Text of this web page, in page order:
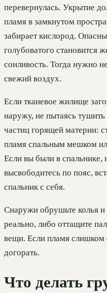
перевернулась. Укрытие
пламя в замкнутом
забирает кислород.
голубоватого становится
сонливость. Тогда нужно
свежий воздух.
Если тканевое жилище
наружу, не пытаясь
частиц горящей материи:
пламя спальным мешком
Если вы были в спальнике,
высвободитесь по пояс,
спальник с себя.
Снаружи обрушьте колья и
реально, либо оттащите
вещи. Если пламя слишком
догорать.
Что делать